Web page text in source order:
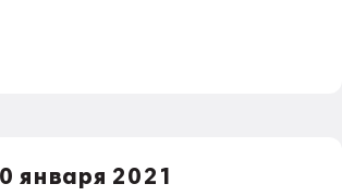
января 2021